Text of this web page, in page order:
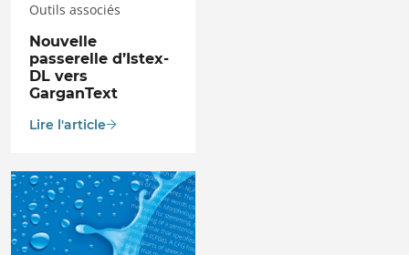
Outils associés
Nouvelle
passerelle d’Istex-
DL vers
GarganText
Lire l'article